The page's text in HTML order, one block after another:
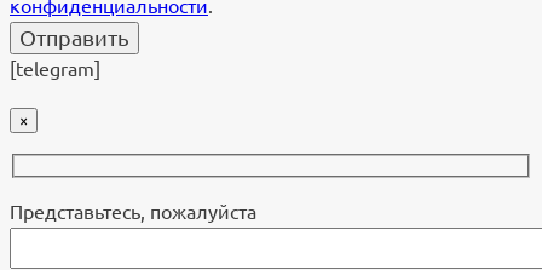
конфиденциальности.
[telegram]
×
Представьтесь, пожалуйста